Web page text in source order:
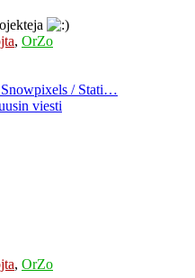
, OrZo
/ Stati…
viesti
, OrZo